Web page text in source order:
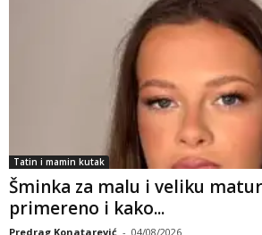
Tatin i mamin kutak
Šminka za malu i veliku
primereno i kako...
Predrag Konatarević - 04/08/2026